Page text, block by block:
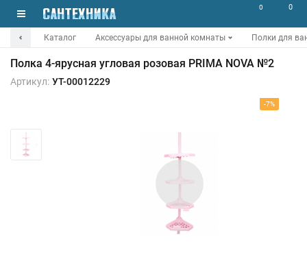
0 0
Каталог Аксессуары для ванной комнаты Полки для
Полка 4-ярусная угловая розовая PRIMA NOVA №2
Артикул: УТ-00012229
-7%